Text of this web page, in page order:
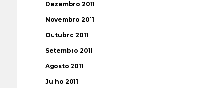
Dezembro 2011
Novembro 2011
Outubro 2011
Setembro 2011
Agosto 2011
Julho 2011